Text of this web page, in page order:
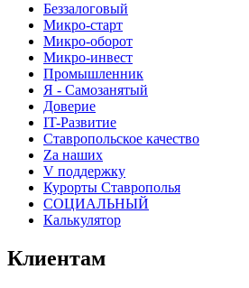
Беззалоговый
Микро-старт
Микро-оборот
Микро-инвест
Промышленник
Я - Самозанятый
Доверие
IT-Развитие
Ставропольское качество
Za наших
V поддержку
Курорты Ставрополья
СОЦИАЛЬНЫЙ
Калькулятор
Клиентам